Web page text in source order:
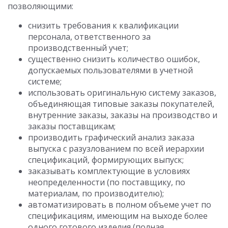
позволяющими:
снизить требования к квалификации
персонала, ответственного за
производственный учет;
существенно снизить количество ошибок,
допускаемых пользователями в учетной
системе;
использовать оригинальную систему заказов,
объединяющая типовые заказы покупателей,
внутренние заказы, заказы на производство и
заказы поставщикам;
производить графический анализ заказа
выпуска с разузлованием по всей иерархии
спецификаций, формирующих выпуск;
заказывать комплектующие в условиях
неопределенности (по поставщику, по
материалам, по производителю);
автоматизировать в полном объеме учет по
спецификациям, имеющим на выходе более